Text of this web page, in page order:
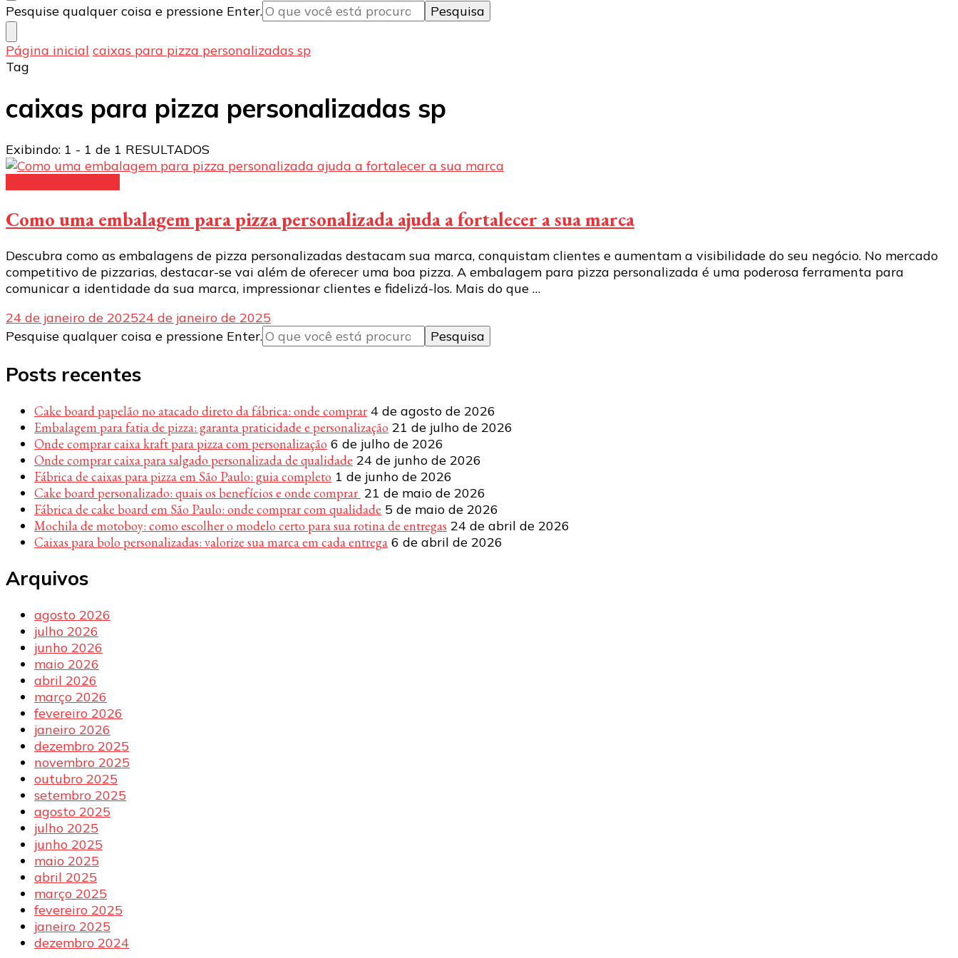
Procurando
algo?
Pesquise qualquer coisa e pressione Enter.
Página inicial caixas para pizza personalizadas sp
Tag
caixas para pizza personalizadas sp
Exibindo: 1 - 1 de 1 RESULTADOS
Como uma embalagem para pizza personalizada ajuda a fortalecer a sua marca
Descubra como as embalagens de pizza personalizadas destacam sua marca, conquistam clientes e aumentam a visibilidade do seu negócio. No mercado
competitivo de pizzarias, destacar-se vai além de oferecer uma boa pizza. A embalagem para pizza personalizada é uma poderosa ferramenta para
comunicar a identidade da sua marca, impressionar clientes e fidelizá-los. Mais do que …
24 de janeiro de 202524 de janeiro de 2025
Procurando
Pesquise qualquer coisa e pressione Enter.
Posts recentes
Cake board papelão no atacado direto da fábrica: onde comprar 4 de agosto de 2026
Embalagem para fatia de pizza: garanta praticidade e personalização 21 de julho de 2026
Onde comprar caixa kraft para pizza com personalização 6 de julho de 2026
Onde comprar caixa para salgado personalizada de qualidade 24 de junho de 2026
Fábrica de caixas para pizza em São Paulo: guia completo 1 de junho de 2026
Cake board personalizado: quais os benefícios e onde comprar 21 de maio de 2026
Fábrica de cake board em São Paulo: onde comprar com qualidade 5 de maio de 2026
Mochila de motoboy: como escolher o modelo certo para sua rotina de entregas 24 de abril de 2026
Caixas para bolo personalizadas: valorize sua marca em cada entrega 6 de abril de 2026
Arquivos
agosto 2026
julho 2026
junho 2026
maio 2026
abril 2026
março 2026
fevereiro 2026
janeiro 2026
dezembro 2025
novembro 2025
outubro 2025
setembro 2025
agosto 2025
julho 2025
junho 2025
maio 2025
abril 2025
março 2025
fevereiro 2025
janeiro 2025
dezembro 2024